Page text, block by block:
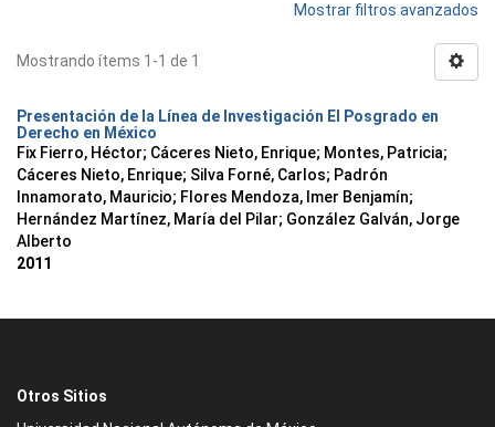
Mostrar filtros avanzados
Mostrando ítems 1-1 de 1
Presentación de la Línea de Investigación El Posgrado en
Derecho en México
Fix Fierro, Héctor; Cáceres Nieto, Enrique; Montes, Patricia;
Cáceres Nieto, Enrique; Silva Forné, Carlos; Padrón
Innamorato, Mauricio; Flores Mendoza, Imer Benjamín;
Hernández Martínez, María del Pilar; González Galván, Jorge
Alberto
2011
Otros Sitios